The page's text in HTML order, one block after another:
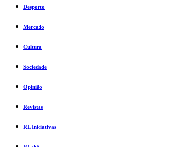
Desporto
Mercado
Cultura
Sociedade
Opinião
Revistas
RL Iniciativas